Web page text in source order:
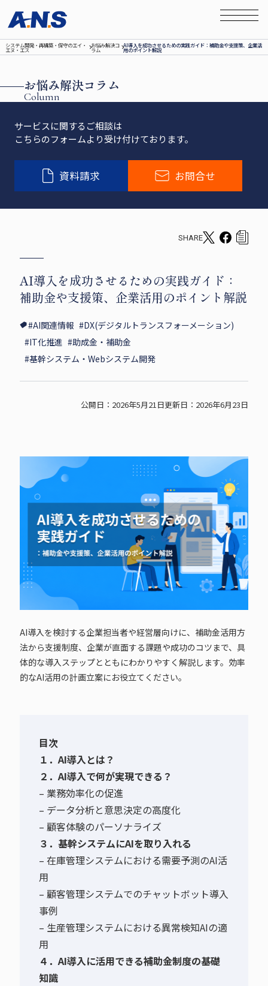
システム開発‧再構築‧保守のエイ‧
エヌ‧エス
お悩み解決コ
ラム
AI導入を成功させるための実践ガイド：補助金や支援策、企業活
用のポイント解説
Column
お悩み解決コラム
サービスに関するご相談は
こちらのフォームより受け付けております。
資料請求 お問合せ
SHARE
T
i
t
e
h
F
c
e
o
s
AI導入を成功させるための実践ガイド：
補助金や支援策、企業活用のポイント解説
#AI関連情報 #DX(デジタルトランスフォーメーション)
#IT化推進 #助成金・補助金
#基幹システム・Webシステム開発
公開日：2026年5月21日更新日：2026年6月23日
AI導入を検討する企業担当者や経営層向けに、補助金活用方
法から支援制度、企業が直面する課題や成功のコツまで、具
体的な導入ステップとともにわかりやすく解説します。効率
的なAI活用の計画立案にお役立てください。
目次
１．AI導入とは？
２．AI導入で何が実現できる？
– 業務効率化の促進
– データ分析と意思決定の高度化
– 顧客体験のパーソナライズ
３．基幹システムにAIを取り入れる
– 在庫管理システムにおける需要予測のAI活
用
– 顧客管理システムでのチャットボット導入
事例
– 生産管理システムにおける異常検知AIの適
用
４．AI導入に活用できる補助金制度の基礎
知識